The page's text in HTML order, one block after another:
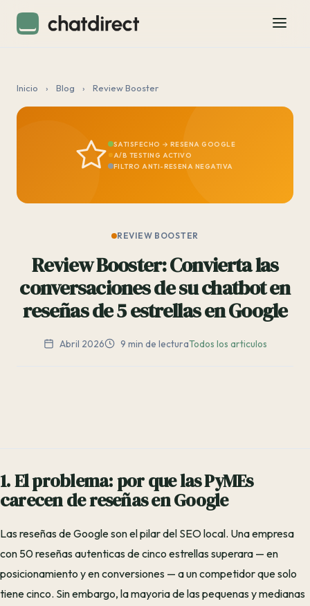
Inicio › Blog › Review Booster
SATISFECHO → RESENA GOOGLE
A/B TESTING ACTIVO
FILTRO ANTI-RESENA NEGATIVA
REVIEW BOOSTER
Review Booster: Convierta las
conversaciones de su chatbot en
reseñas de 5 estrellas en Google
Abril 2026 9 min de lecturaTodos los articulos
1. El problema: por que las PyMEs
carecen de reseñas en Google
Las reseñas de Google son el pilar del SEO local. Una empresa
con 50 reseñas autenticas de cinco estrellas superara — en
posicionamiento y en conversiones — a un competidor que solo
tiene cinco. Sin embargo, la mayoria de las pequenas y medianas